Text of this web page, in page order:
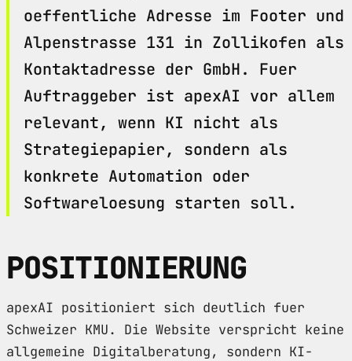
oeffentliche Adresse im Footer und
Alpenstrasse 131 in Zollikofen als
Kontaktadresse der GmbH. Fuer
Auftraggeber ist apexAI vor allem
relevant, wenn KI nicht als
Strategiepapier, sondern als
konkrete Automation oder
Softwareloesung starten soll.
POSITIONIERUNG
apexAI positioniert sich deutlich fuer
Schweizer KMU. Die Website verspricht keine
allgemeine Digitalberatung, sondern KI-